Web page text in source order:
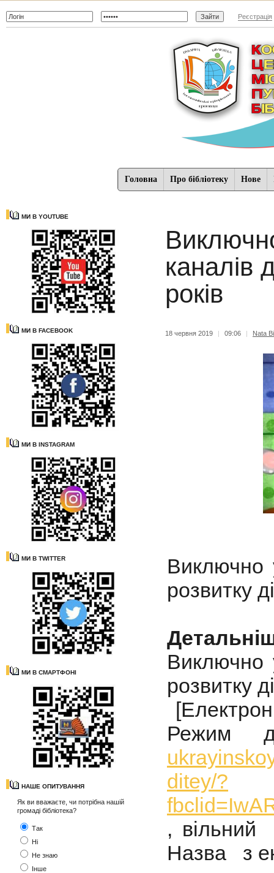
Реєстрація
Головна Про бібліотеку Нове
МИ В YOUTUBE
МИ В FACEBOOK
МИ В INSTAGRAM
МИ В TWITTER
МИ В СМАРТФОНІ
НАШЕ ОПИТУВАННЯ
Як ви вважаєте, чи потрібна нашій
громаді бібліотека?
Так
Ні
Не знаю
Інше
каналів
років
18 червня 2019 | 09:06 | Nata
Виключно
розвитку
Виключно
розвитку
Режим
ditey/?
, вільний
Назва з